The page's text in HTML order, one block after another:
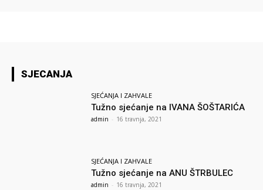
SJECANJA
SJEĆANJA I ZAHVALE
Tužno sjećanje na IVANA ŠOŠTARIĆA
admin - 16 travnja, 2021
SJEĆANJA I ZAHVALE
Tužno sjećanje na ANU ŠTRBULEC
admin - 16 travnja, 2021